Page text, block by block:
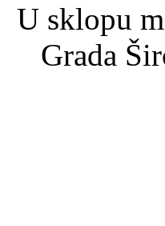
U sklopu
Grada